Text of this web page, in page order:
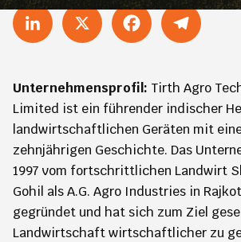
Unternehmensprofil: Tirth Agro
Limited ist ein führender indischer
landwirtschaftlichen Geräten mit
zehnjährigen Geschichte. Das
1997 vom fortschrittlichen Landwirt
Gohil als A.G. Agro Industries in
gegründet und hat sich zum Ziel
Landwirtschaft wirtschaftlicher zu
LinkedInX FacebookTelegram